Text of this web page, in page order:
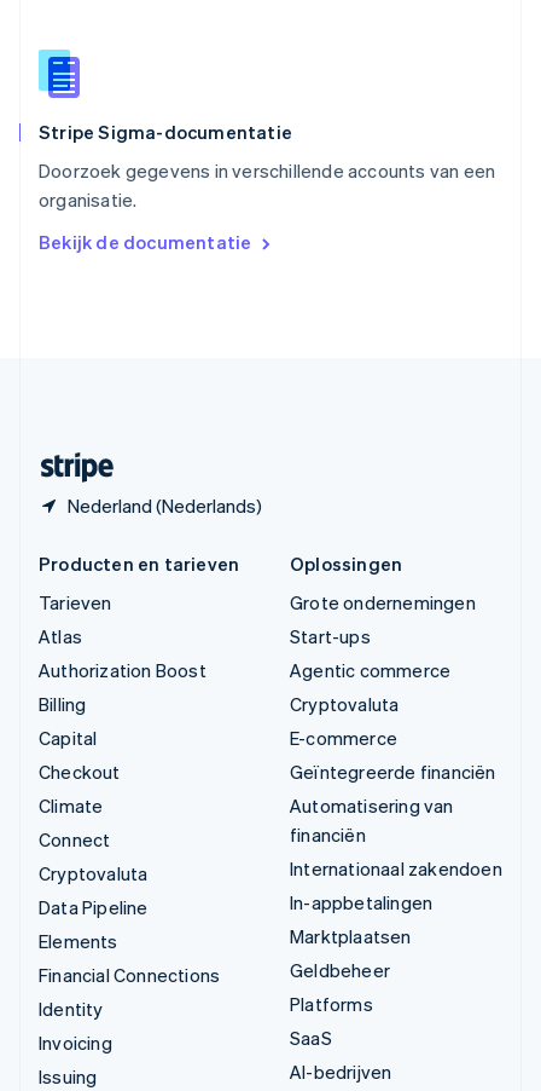
Stripe Sigma-documentatie
Doorzoek gegevens in verschillende accounts van een
organisatie.
Bekijk de documentatie
Nederland (Nederlands)
Español
Thailand
Tsjechië
Vasteland van China
简体中文English
English
Producten en tarieven
Tarieven
Atlas
Authorization Boost
Billing
Capital
Checkout
Climate
Connect
Cryptovaluta
Data Pipeline
Elements
Financial Connections
Identity
Invoicing
Issuing
Oplossingen
Grote ondernemingen
Start-ups
Agentic commerce
Cryptovaluta
E-commerce
Geïntegreerde financiën
Automatisering van
financiën
Internationaal zakendoen
In-appbetalingen
Marktplaatsen
Geldbeheer
Platforms
SaaS
AI-bedrijven